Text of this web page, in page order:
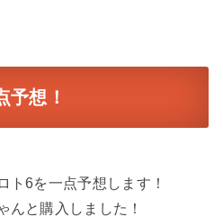
予想！
ト6を一点予想します！
んと購入しました！